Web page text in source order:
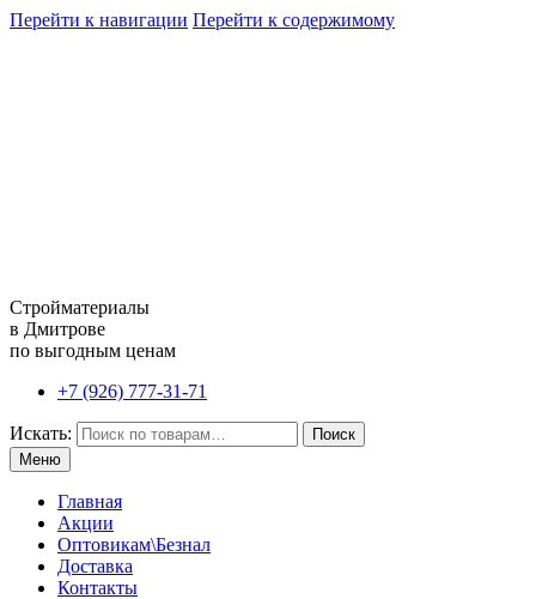
Перейти к навигации Перейти к содержимому
Стройматериалы
в Дмитрове
по выгодным ценам
+7 (926) 777-31-71
Искать:
Поиск
Меню
Главная
Акции
Оптовикам\Безнал
Доставка
Контакты